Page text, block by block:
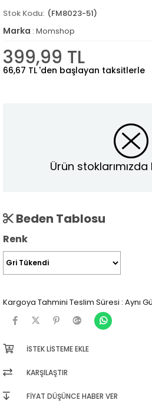
(FM8023-51)
Marka : Momshop
399,99 TL
66,67 TL 'den başlayan taksitlerle
Ürün stoklarımızda
Beden Tablosu
Renk
Kargoya Tahmini Teslim Süresi : Aynı
İSTEK LISTEME EKLE
KARŞILAŞTIR
FIYAT DÜŞÜNCE HABER VER